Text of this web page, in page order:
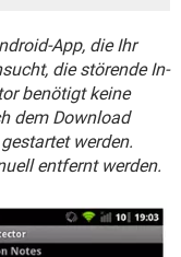
App, die Ihr
die störende In-
benötigt keine
dem Download
werden.
entfernt werden.